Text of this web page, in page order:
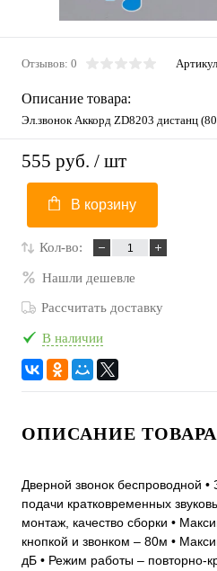
Отзывов: 0
Описание товара:
Эл.звонок Аккорд ZD8203 дистанц
555 руб. / шт
В корзину
Кол-во:
Нашли дешевле
Рассчитать доставку
В наличии
ОПИСАНИЕ ТОВАРА
Дверной звонок беспроводной •
подачи кратковременных
монтаж, качество сборки •
кнопкой и звонком – 80м •
дБ • Режим работы – повторно-